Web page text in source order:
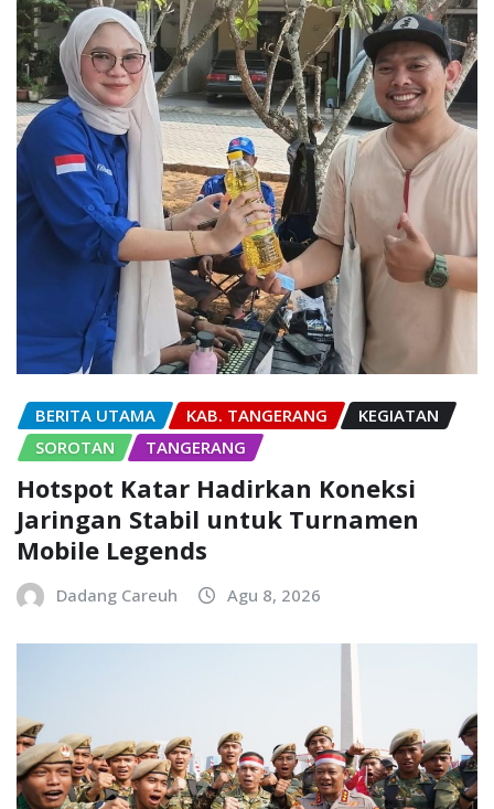
BERITA UTAMA KAB. TANGERANG
KEGIATAN
SOROTAN
TANGERANG
Hotspot Katar Hadirkan Koneksi
Jaringan Stabil untuk Turnamen
Mobile Legends
Dadang Careuh Agu 8, 2026